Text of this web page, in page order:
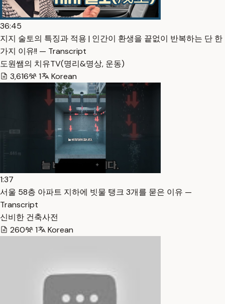
36:45
지지 술토의 특징과 적용 | 인간이 환생을 끝없이 반복하는 단 한
가지 이유!! — Transcript
도원쌤의 치유TV(명리&명상, 운동)
3,616
1 Korean
1:37
서울 58층 아파트 지하에 빗물 탱크 3개를 묻은 이유 —
Transcript
신비한 건축사전
260
1 Korean